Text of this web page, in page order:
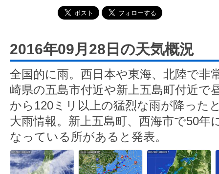
2016年09月28日の天気概況
全国的に雨。西日本や東海、北陸で非
崎県の五島市付近や新上五島町付近で
から120ミリ以上の猛烈な雨が降った
大雨情報。新上五島町、西海市で50年
なっている所があると発表。